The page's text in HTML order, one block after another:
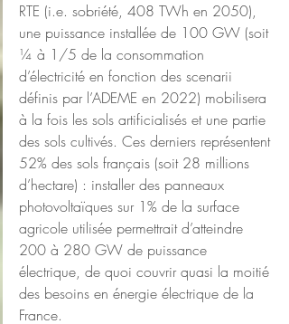
RTE (i.e. sobriété, 408 TWh en 2050),
une puissance installée de 100 GW (soit
¼ à 1/5 de la consommation
d’électricité en fonction des scenarii
définis par l’ADEME en 2022) mobilisera
à la fois les sols artificialisés et une partie
des sols cultivés. Ces derniers représentent
52% des sols français (soit 28 millions
d’hectare) : installer des panneaux
photovoltaïques sur 1% de la surface
agricole utilisée permettrait d’atteindre
200 à 280 GW de puissance
électrique, de quoi couvrir quasi la moitié
des besoins en énergie électrique de la
France.